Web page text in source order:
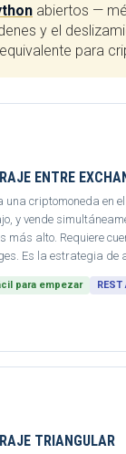
abiertos —
y el
para
ENTRE
una criptomoneda en
y vende
más alto. Requiere
Es la estrategia de
para empezar REST
TRIANGULAR